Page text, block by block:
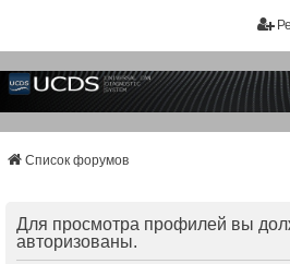
Список форумов
Для просмотра профилей вы
авторизованы.